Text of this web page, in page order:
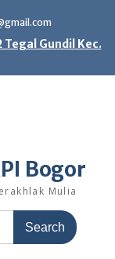
Tegal Gundil Kec.
Bogor
Mulia